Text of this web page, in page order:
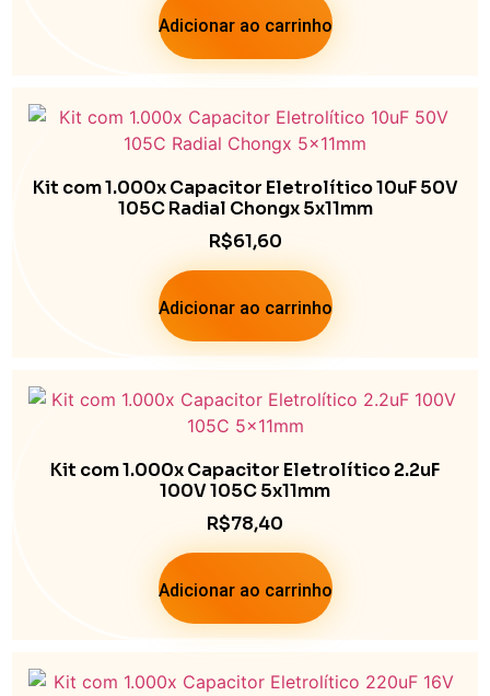
Adicionar ao carrinho
Kit com 1.000x Capacitor Eletrolítico 10uF 50V
105C Radial Chongx 5x11mm
R$61,60
Adicionar ao carrinho
Kit com 1.000x Capacitor Eletrolítico 2.2uF
100V 105C 5x11mm
R$78,40
Adicionar ao carrinho